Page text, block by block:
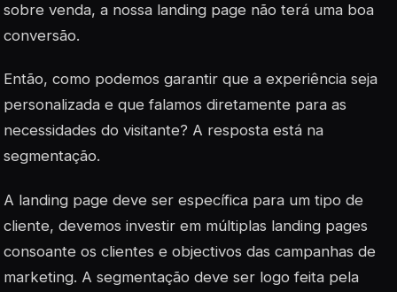
sobre venda, a nossa landing page não terá uma boa
conversão.
Então, como podemos garantir que a experiência seja
personalizada e que falamos diretamente para as
necessidades do visitante? A resposta está na
segmentação.
A landing page deve ser específica para um tipo de
cliente, devemos investir em múltiplas landing pages
consoante os clientes e objectivos das campanhas de
marketing. A segmentação deve ser logo feita pela